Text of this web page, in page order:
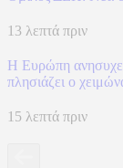
13 λεπτά πριν
Η Ευρώπη
πλησιάζει ο
15 λεπτά πριν